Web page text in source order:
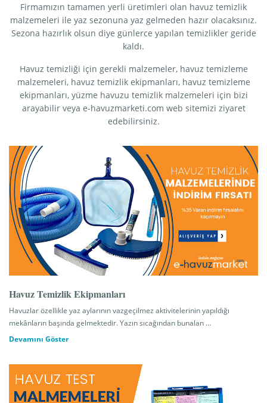
Firmamızın tamamen yerli üretimleri olan havuz temizlik
malzemeleri ile yaz sezonuna yaz gelmeden hazır olacaksınız.
Sezona hazırlık olsun diye günlerce yapılan temizlikler geride
kaldı.
Havuz temizliği için gerekli malzemeler, havuz temizleme
malzemeleri, havuz temizlik ekipmanları, havuz temizleme
ekipmanları, yüzme havuzu temizlik malzemeleri için bizi
arayabilir veya e-havuzmarketi.com web sitemizi ziyaret
edebilirsiniz.
Havuz Temizlik Ekipmanları
Havuzlar özellikle yaz aylarının vazgeçilmez aktivitelerinin yapıldığı
mekânların başında gelmektedir. Yazın sıcağından bunalan …
Devamını Göster